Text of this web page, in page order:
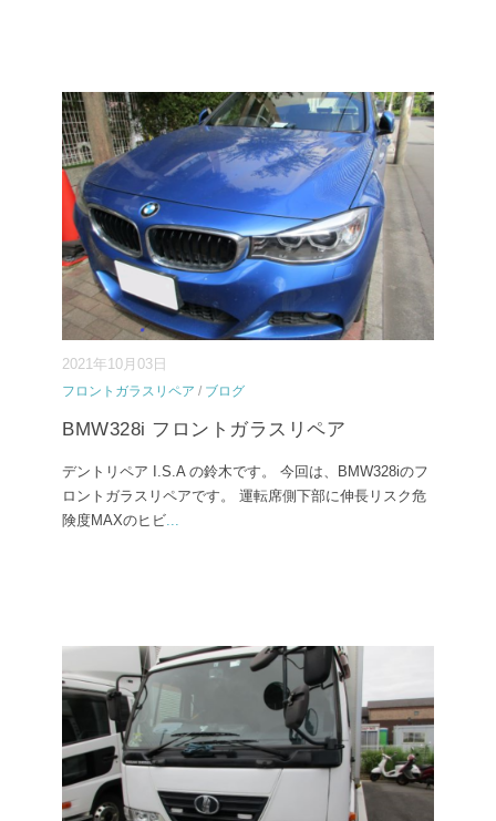
2021年10月03日
フロントガラスリペア / ブログ
BMW328i フロントガラスリペア
デントリペア I.S.A の鈴木です。 今回は、BMW328iのフ
ロントガラスリペアです。 運転席側下部に伸長リスク危
険度MAXのヒビ...